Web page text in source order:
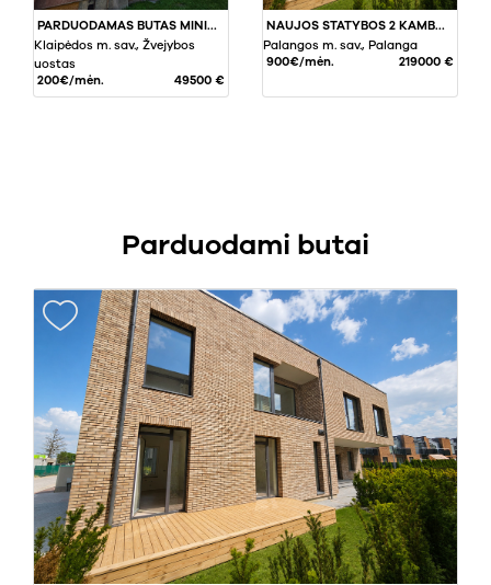
PARDUODAMAS BUTAS MINIJOS G., ŽVEJYBOS UOSTE, KLAIPĖDA, 36.37 KV.M PLOTO
Klaipėdos m. sav., Žvejybos
uostas
200€/mėn.
49500 €
NAUJOS STATYBOS 2 KAMBARIŲ BUTAS PIRMAME AUKŠTE, SU TERASA PALANGOJE !
Palangos m. sav., Palanga
900€/mėn.
219000 €
Parduodami butai